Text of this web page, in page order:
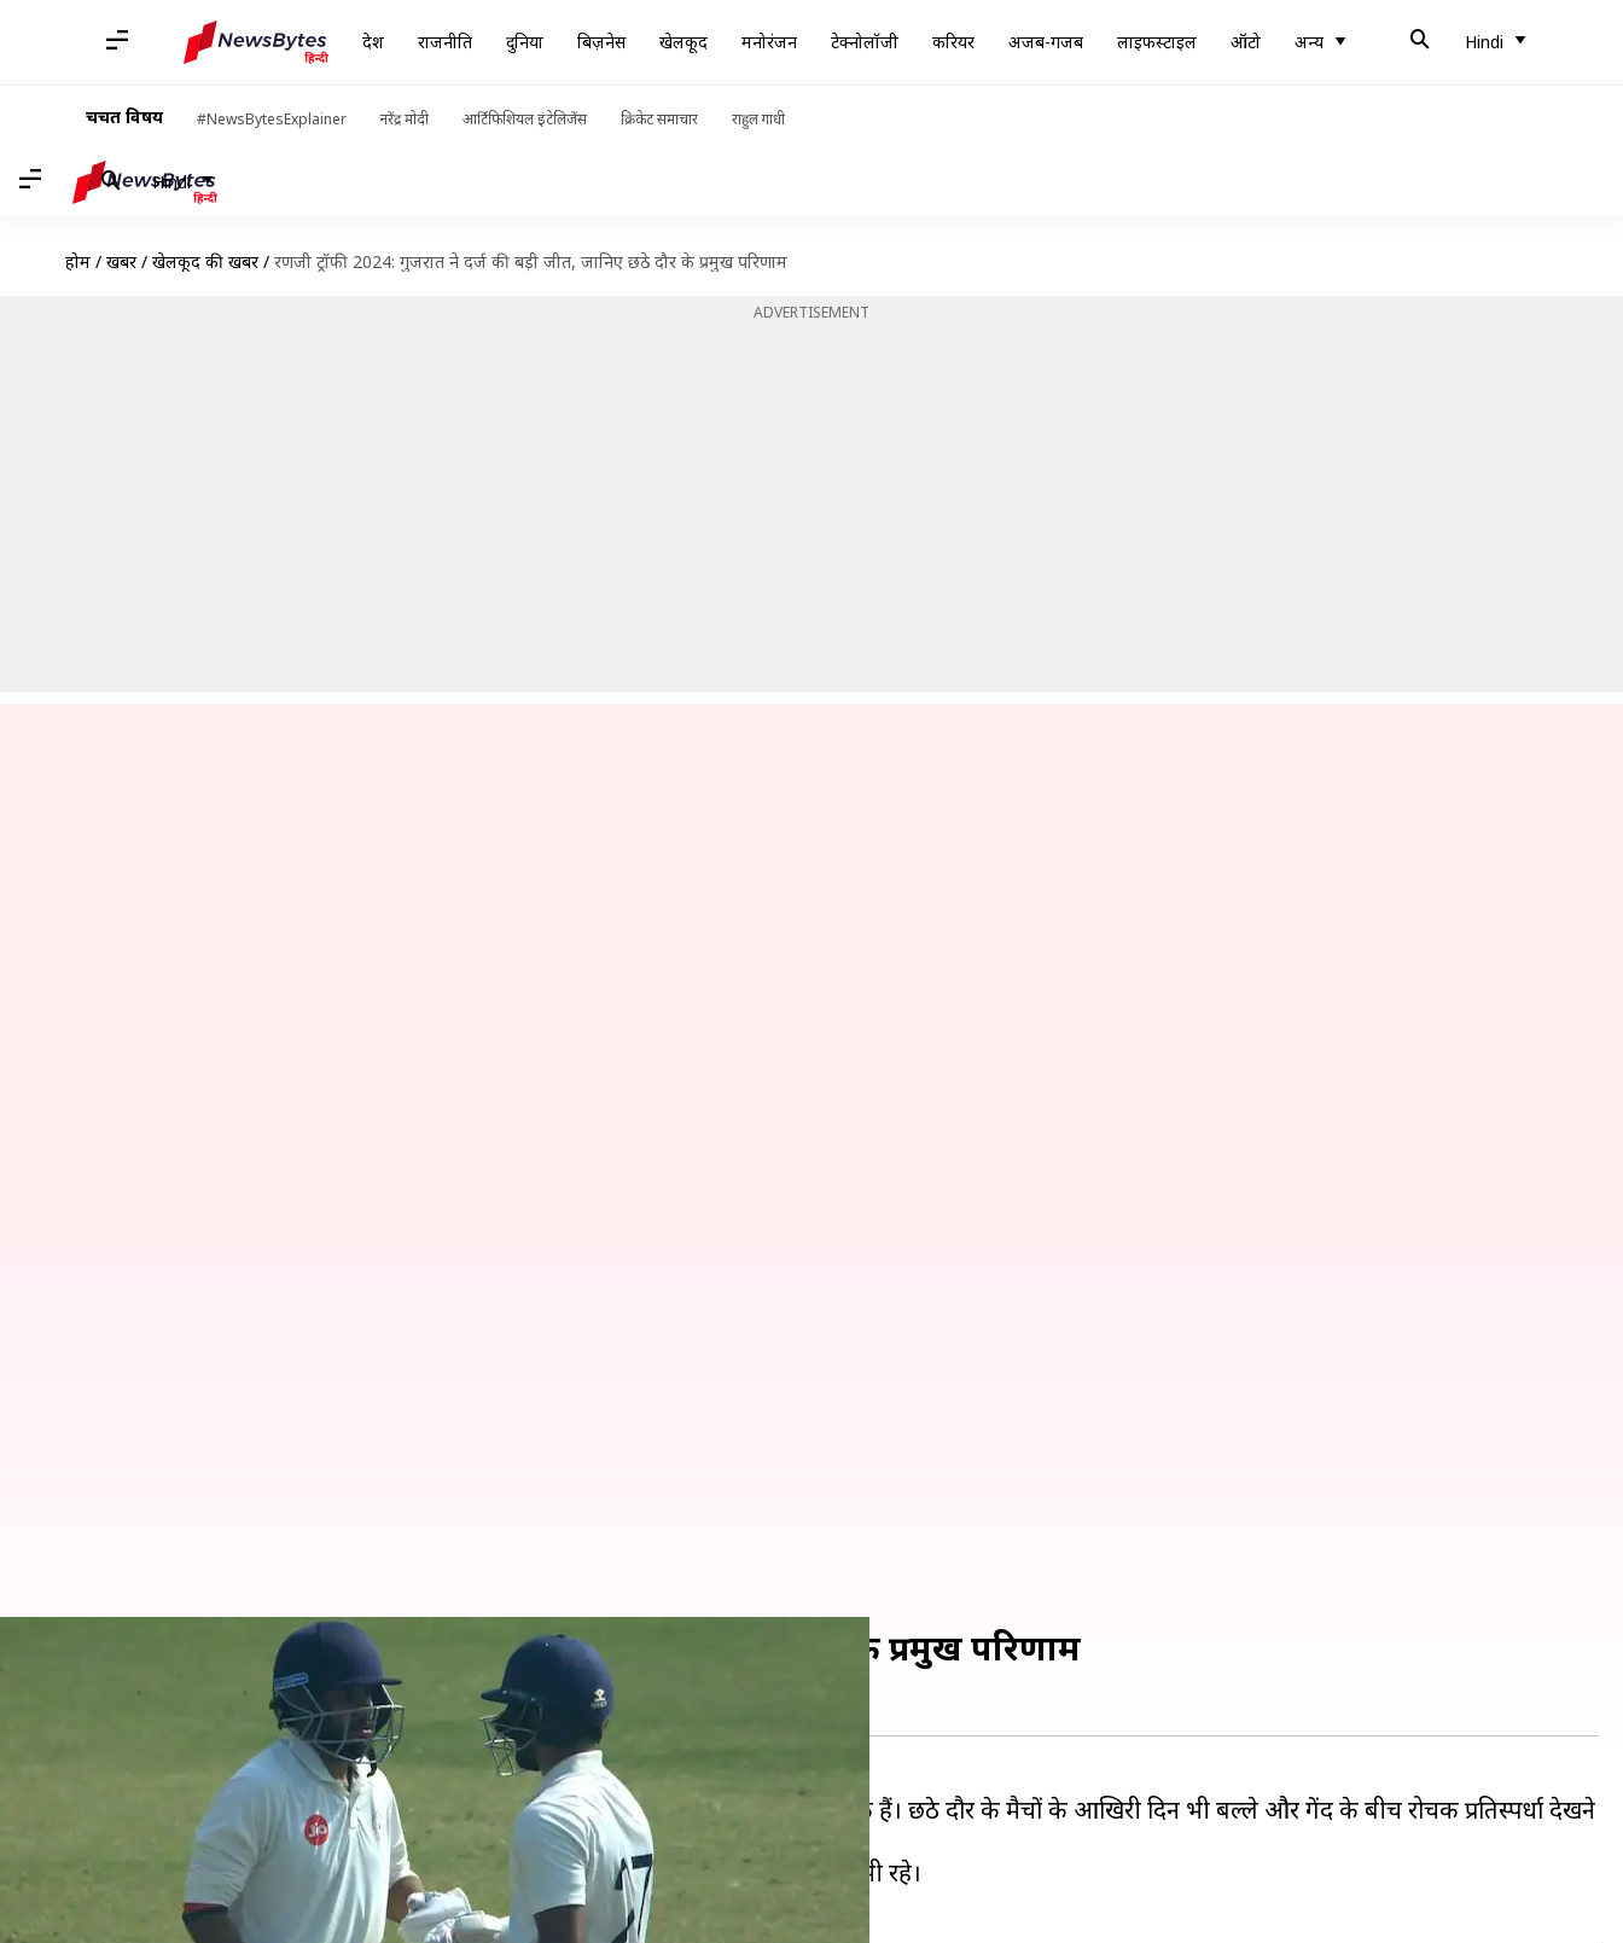
देश राजनीति दुनिया बिज़नेस खेलकूद मनोरंजन टेक्नोलॉजी करियर अजब-गजब लाइफस्टाइल ऑटो अन्य Hindi
चर्चित विषय #NewsBytesExplainer नरेंद्र मोदी आर्टिफिशियल इंटेलिजेंस क्रिकेट समाचार राहुल गांधी
Hindi
होम / खबरें / खेलकूद की खबरें / रणजी ट्रॉफी 2024: गुजरात ने दर्ज की बड़ी जीत, जानिए छठे दौर के प्रमुख परिणाम
ADVERTISEMENT
रणजी ट्रॉफी 2024: गुजरात ने दर्ज की बड़ी जीत, जानिए छठे दौर के प्रमुख परिणाम
06:26 pm
इस समय खेली जा रही रणजी ट्रॉफीके छठे दौर के सभी मैच सोमवार (12 फरवरी) को सम्पन्न हो चुके हैं। छठे दौर के मैचों के आखिरी दिन भी बल्ले और गेंद के बीच रोचक प्रतिस्पर्धा देखने
गुजरात क्रिकेट टीमने पंजाब के खिलाफ 299 रन से बड़ी जीत दर्ज की। इस दौरान कई मुकाबले ड्रॉ भी रहे।